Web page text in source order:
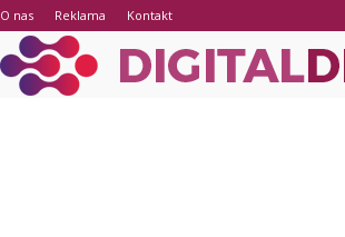
O nas Reklama Kontakt